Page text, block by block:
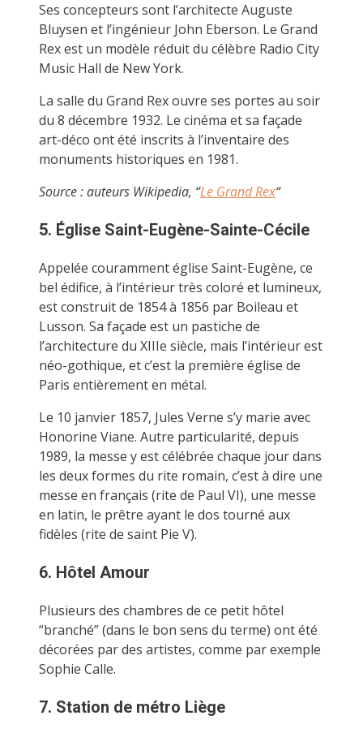
Ses concepteurs sont l’architecte Auguste
Bluysen et l’ingénieur John Eberson. Le Grand
Rex est un modèle réduit du célèbre Radio City
Music Hall de New York.
La salle du Grand Rex ouvre ses portes au soir
du 8 décembre 1932. Le cinéma et sa façade
art-déco ont été inscrits à l’inventaire des
monuments historiques en 1981.
Source : auteurs Wikipedia, “Le Grand Rex“
5. Église Saint-Eugène-Sainte-Cécile
Appelée couramment église Saint-Eugène, ce
bel édifice, à l’intérieur très coloré et lumineux,
est construit de 1854 à 1856 par Boileau et
Lusson. Sa façade est un pastiche de
l’architecture du XIIIe siècle, mais l’intérieur est
néo-gothique, et c’est la première église de
Paris entièrement en métal.
Le 10 janvier 1857, Jules Verne s’y marie avec
Honorine Viane. Autre particularité, depuis
1989, la messe y est célébrée chaque jour dans
les deux formes du rite romain, c’est à dire une
messe en français (rite de Paul VI), une messe
en latin, le prêtre ayant le dos tourné aux
fidèles (rite de saint Pie V).
6. Hôtel Amour
Plusieurs des chambres de ce petit hôtel
“branché” (dans le bon sens du terme) ont été
décorées par des artistes, comme par exemple
Sophie Calle.
7. Station de métro Liège